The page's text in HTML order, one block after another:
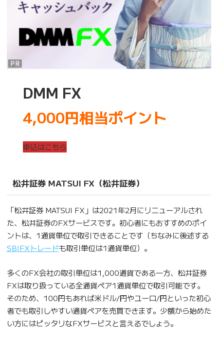
DMM FX
4,000円相当ポイント
申込はこちら
松井証券MATSUI FX（松井証券）
「松井証券 MATSUI FX」は2021年2月にリニューアルされ
た、松井証券のFXサービスです。初心者にもおすすめのポイ
ントは、1通貨単位で取引できることです（ちなみに後述する
SBIFXトレードも取引単位は1通貨単位）。
多くのFX会社の取引単位は1,000通貨である一方、松井証券
FXは取り扱っている全通貨ペア1通貨単位で取引可能です。
そのため、100円もあれば米ドル/円やユーロ/円といった初心
者でも取引しやすい通貨ペアを売買できます。少額から始めた
い方にはピッタリなFXサービスと言えるでしょう。